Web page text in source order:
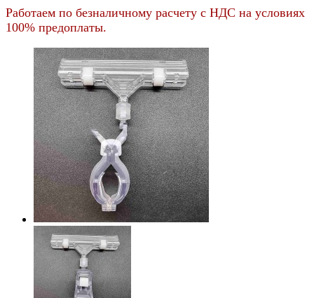
Работаем по безналичному расчету с НДС на условиях
100% предоплаты.